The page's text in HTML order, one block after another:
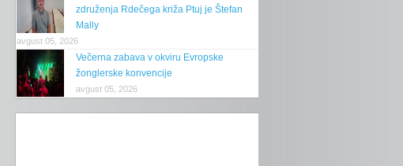
združenja Rdečega križa Ptuj je Štefan
Mally
avgust 05, 2026
Večerna zabava v okviru Evropske
žonglerske konvencije
avgust 05, 2026